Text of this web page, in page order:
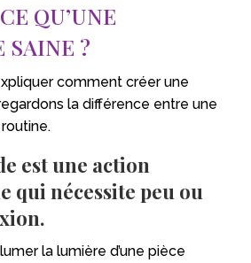
QU’UNE
SAINE ?
comment créer une
la différence entre une
est une action
qui nécessite peu ou
la lumière d’une pièce